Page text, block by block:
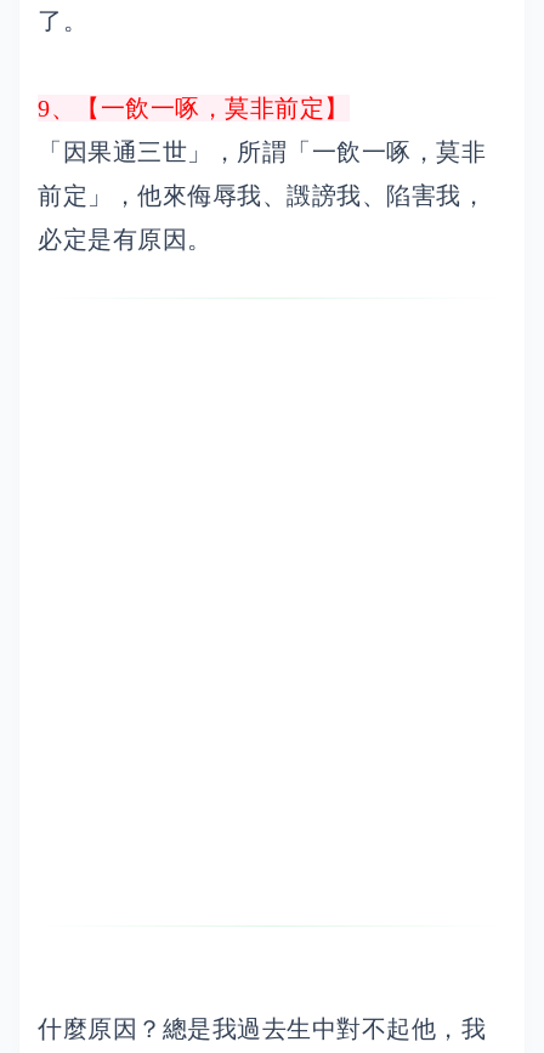
了。
9、【一飲一啄，莫非前定】
「因果通三世」，所謂「一飲一啄，莫非
前定」，他來侮辱我、譭謗我、陷害我，
必定是有原因。
什麼原因？總是我過去生中對不起他，我